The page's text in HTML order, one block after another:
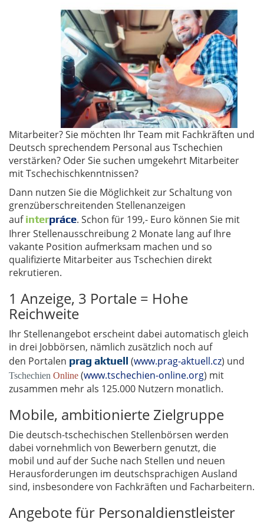
Mitarbeiter? Sie möchten Ihr Team mit Fachkräften und
Deutsch sprechendem Personal aus Tschechien
verstärken? Oder Sie suchen umgekehrt Mitarbeiter
mit Tschechischkenntnissen?
Dann nutzen Sie die Möglichkeit zur Schaltung von
grenzüberschreitenden Stellenanzeigen
aufinterpráce. Schon für 199,- Euro können Sie mit
Ihrer Stellenausschreibung 2 Monate lang auf Ihre
vakante Position aufmerksam machen und so
qualifizierte Mitarbeiter aus Tschechien direkt
rekrutieren.
1 Anzeige, 3 Portale = Hohe
Reichweite
Ihr Stellenangebot erscheint dabei automatisch gleich
in drei Jobbörsen, nämlich zusätzlich noch auf
den Portalen prag aktuell (www.prag-aktuell.cz) und
Tschechien Online (www.tschechien-online.org) mit
zusammen mehr als 125.000 Nutzern monatlich.
Mobile, ambitionierte Zielgruppe
Die deutsch-tschechischen Stellenbörsen werden
dabei vornehmlich von Bewerbern genutzt, die
mobil und auf der Suche nach Stellen und neuen
Herausforderungen im deutschsprachigen Ausland
sind, insbesondere von Fachkräften und Facharbeitern.
Angebote für Personaldienstleister